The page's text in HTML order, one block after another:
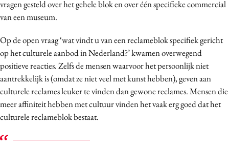
vragen gesteld over het gehele blok en over één specifieke commercial
van een museum.
Op de open vraag ‘wat vindt u van een reclameblok specifiek gericht
op het culturele aanbod in Nederland?’ kwamen overwegend
positieve reacties. Zelfs de mensen waarvoor het persoonlijk niet
aantrekkelijk is (omdat ze niet veel met kunst hebben), geven aan
culturele reclames leuker te vinden dan gewone reclames. Mensen die
meer affiniteit hebben met cultuur vinden het vaak erg goed dat het
culturele reclameblok bestaat.